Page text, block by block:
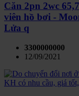
Căn 2pn 2wc
viên hồ bơi -
Lửa q
3300000000
12/09/2021